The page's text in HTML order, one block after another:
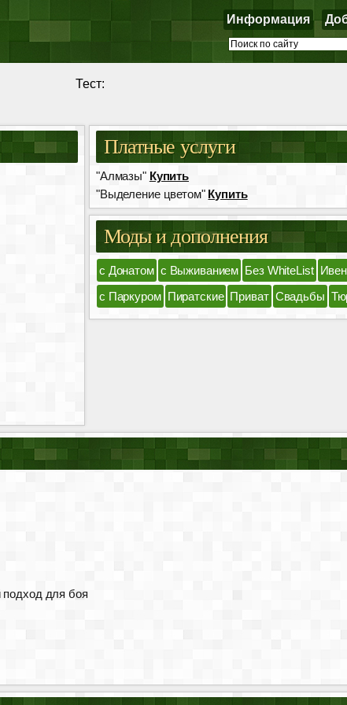
Информация
Тест:
Платные услуги
"Алмазы" Купить
"Выделение цветом" Купить
Моды и дополнения
с Донатом с Выживанием Без WhiteList
с Паркуром Пиратские Приват Свадьбы
подход для боя